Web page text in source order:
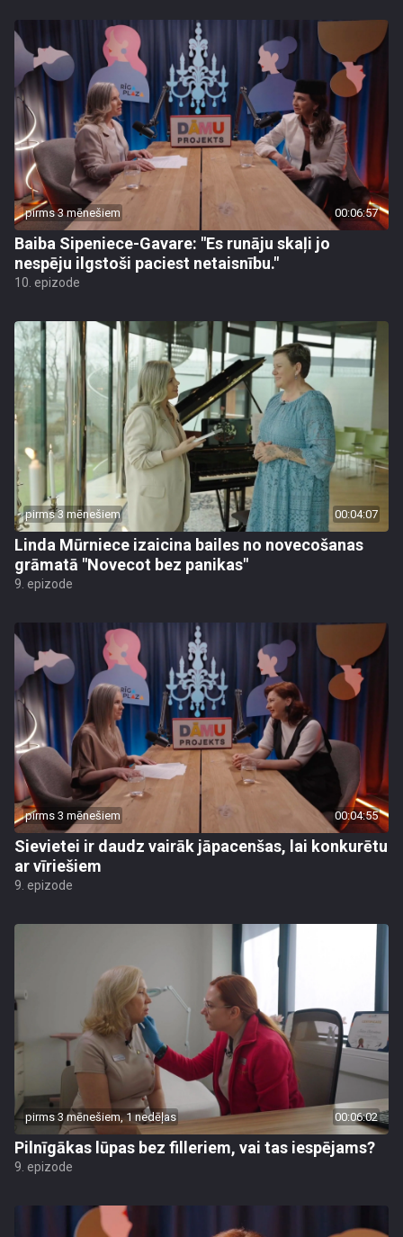
pirms 3 mēnešiem 00:06:57
Baiba Sipeniece-Gavare: "Es runāju skaļi jo
nespēju ilgstoši paciest netaisnību."
10. epizode
pirms 3 mēnešiem 00:04:07
Linda Mūrniece izaicina bailes no novecošanas
grāmatā "Novecot bez panikas"
9. epizode
pirms 3 mēnešiem 00:04:55
Sievietei ir daudz vairāk jāpacenšas, lai konkurētu
ar vīriešiem
9. epizode
pirms 3 mēnešiem, 1 nedēļas 00:06:02
Pilnīgākas lūpas bez filleriem, vai tas iespējams?
9. epizode